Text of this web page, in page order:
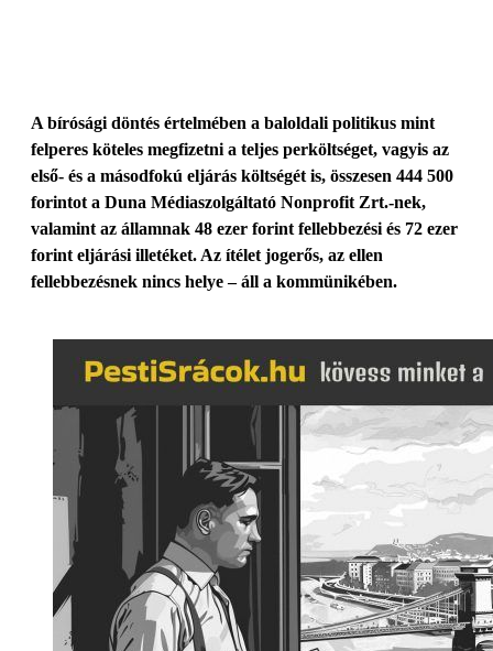
A bírósági döntés értelmében a baloldali politikus mint
felperes köteles megfizetni a teljes perköltséget, vagyis az
első- és a másodfokú eljárás költségét is, összesen 444 500
forintot a Duna Médiaszolgáltató Nonprofit Zrt.-nek,
valamint az államnak 48 ezer forint fellebbezési és 72 ezer
forint eljárási illetéket. Az ítélet jogerős, az ellen
fellebbezésnek nincs helye – áll a kommünikében.